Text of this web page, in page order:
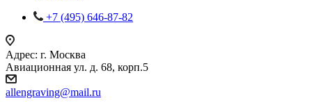
+7 (495) 646-87-82
Адрес: г. Москва
Авиационная ул. д. 68, корп.5
allengraving@mail.ru